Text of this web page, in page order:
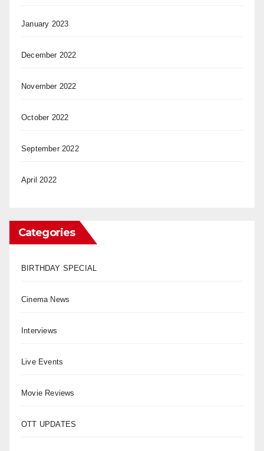
January 2023
December 2022
November 2022
October 2022
September 2022
April 2022
Categories
BIRTHDAY SPECIAL
Cinema News
Interviews
Live Events
Movie Reviews
OTT UPDATES